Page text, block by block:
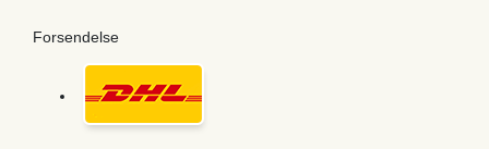
Forsendelse